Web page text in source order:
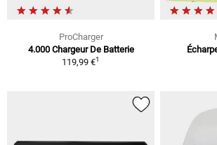
ProCharger
4.000 Chargeur De Batterie
119,99 €1